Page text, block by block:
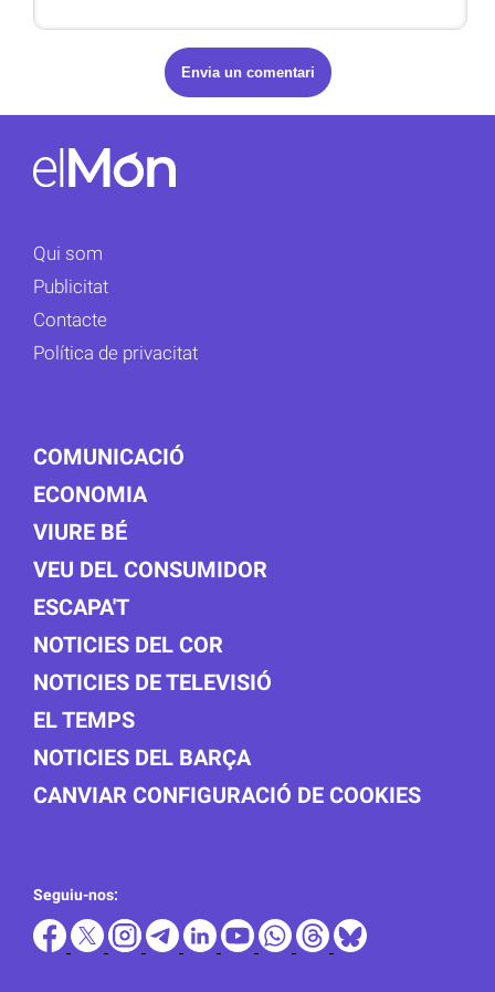
Qui som
Publicitat
Contacte
Política de privacitat
COMUNICACIÓ
ECONOMIA
VIURE BÉ
VEU DEL CONSUMIDOR
ESCAPA'T
NOTICIES DEL COR
NOTICIES DE TELEVISIÓ
EL TEMPS
NOTICIES DEL BARÇA
CANVIAR CONFIGURACIÓ DE COOKIES
Seguiu-nos: